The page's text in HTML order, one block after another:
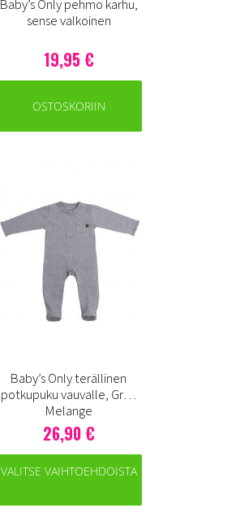
Baby’s Only pehmo karhu,
sense valkoinen
19,95 €
OSTOSKORIIN
Baby’s Only terällinen
potkupuku vauvalle, Grey
Melange
26,90 €
VALITSE VAIHTOEHDOISTA